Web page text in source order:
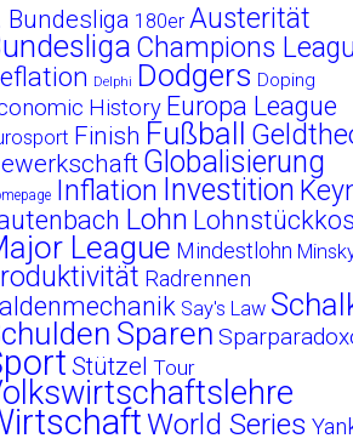
Bundesliga 180er Austerität
Champions
Delphi Dodgers Doping
History Europa League
Finish Fußball
Globalisierung
Inflation Investition
Lohn
League Mindestlohn
Radrennen
Say's Law
Sparen
Stützel Tour
World Series